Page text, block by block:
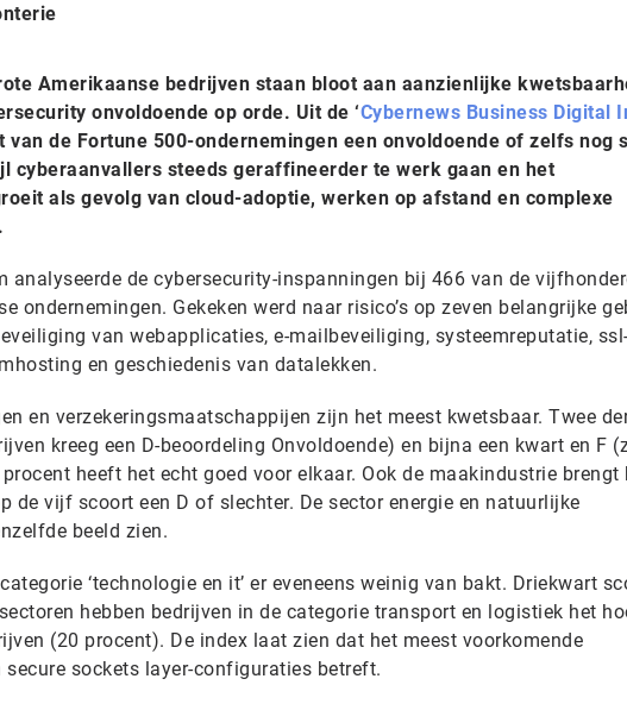
Amerikaanse bedrijven staan bloot aan aanzienlijke
onvoldoende op orde. Uit de ‘Cybernews Business Digital
de Fortune 500-ondernemingen een onvoldoende of zelfs nog
cyberaanvallers steeds geraffineerder te werk gaan en het
als gevolg van cloud-adoptie, werken op afstand en complexe
analyseerde de cybersecurity-inspanningen bij 466 van de
ondernemingen. Gekeken werd naar risico’s op zeven belangrijke
van webapplicaties, e-mailbeveiliging, systeemreputatie, ssl-
en geschiedenis van datalekken.
en verzekeringsmaatschappijen zijn het meest kwetsbaar. Twee
kreeg een D-beoordeling Onvoldoende) en bijna een kwart en F
heeft het echt goed voor elkaar. Ook de maakindustrie brengt
de vijf scoort een D of slechter. De sector energie en natuurlijke
beeld zien.
‘technologie en it’ er eveneens weinig van bakt. Driekwart
hebben bedrijven in de categorie transport en logistiek het
(20 procent). De index laat zien dat het meest voorkomende
sockets layer-configuraties betreft.